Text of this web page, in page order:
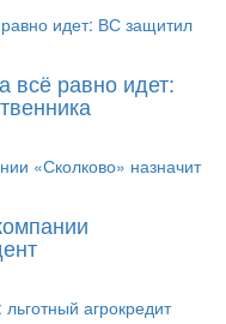
равно идет: